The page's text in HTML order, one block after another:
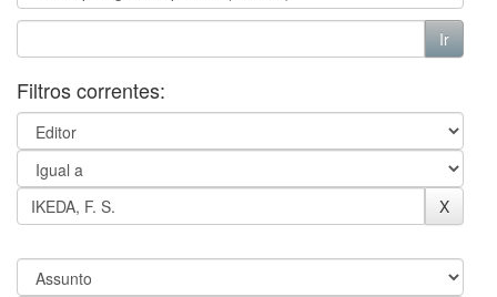
Filtros correntes: